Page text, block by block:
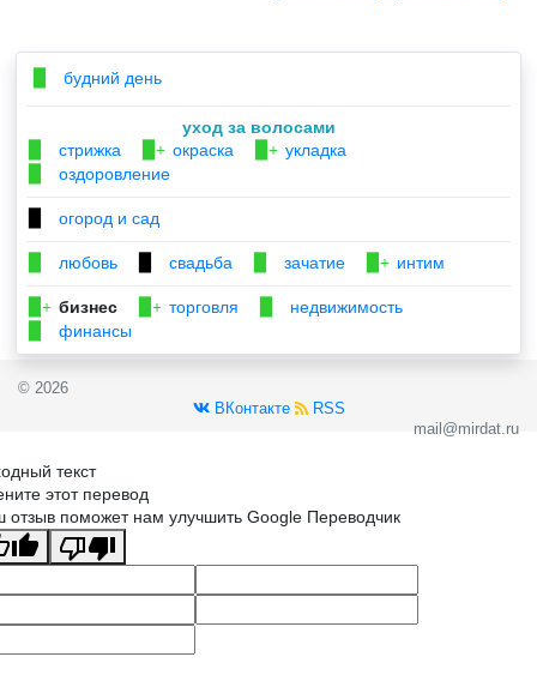
будний день
уход за волосами
стрижка ▉+ окраска ▉+ укладка
оздоровление
огород и сад
любовь свадьба зачатие ▉+ интим
▉+ бизнес ▉+ торговля недвижимость
финансы
© 2026
ВКонтакте
RSS
mail@mirdat.ru
текст
этот перевод
отзыв поможет нам улучшить Google Переводчик